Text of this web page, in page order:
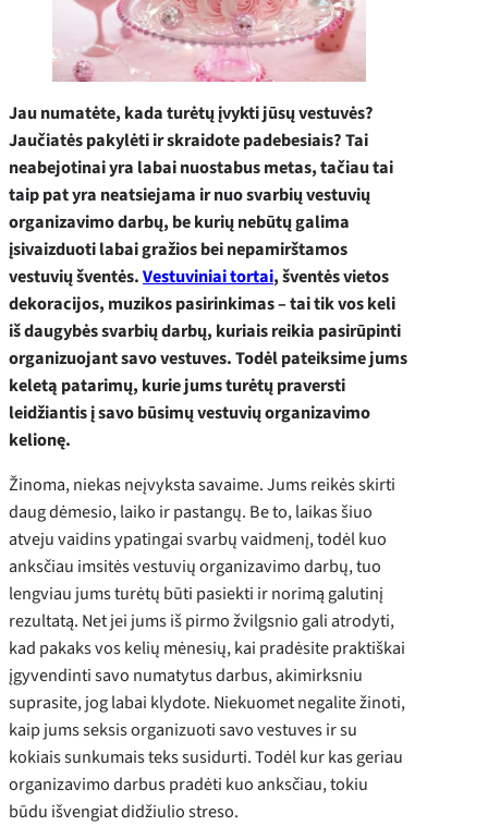
Jau numatėte, kada turėtų įvykti jūsų vestuvės?
Jaučiatės pakylėti ir skraidote padebesiais? Tai
neabejotinai yra labai nuostabus metas, tačiau tai
taip pat yra neatsiejama ir nuo svarbių vestuvių
organizavimo darbų, be kurių nebūtų galima
įsivaizduoti labai gražios bei nepamirštamos
vestuvių šventės.Vestuviniai tortai, šventės vietos
dekoracijos, muzikos pasirinkimas – tai tik vos keli
iš daugybės svarbių darbų, kuriais reikia pasirūpinti
organizuojant savo vestuves. Todėl pateiksime jums
keletą patarimų, kurie jums turėtų praversti
leidžiantis į savo būsimų vestuvių organizavimo
kelionę.
Žinoma, niekas neįvyksta savaime. Jums reikės skirti
daug dėmesio, laiko ir pastangų. Be to, laikas šiuo
atveju vaidins ypatingai svarbų vaidmenį, todėl kuo
anksčiau imsitės vestuvių organizavimo darbų, tuo
lengviau jums turėtų būti pasiekti ir norimą galutinį
rezultatą. Net jei jums iš pirmo žvilgsnio gali atrodyti,
kad pakaks vos kelių mėnesių, kai pradėsite praktiškai
įgyvendinti savo numatytus darbus, akimirksniu
suprasite, jog labai klydote. Niekuomet negalite žinoti,
kaip jums seksis organizuoti savo vestuves ir su
kokiais sunkumais teks susidurti. Todėl kur kas geriau
organizavimo darbus pradėti kuo anksčiau, tokiu
būdu išvengiat didžiulio streso.